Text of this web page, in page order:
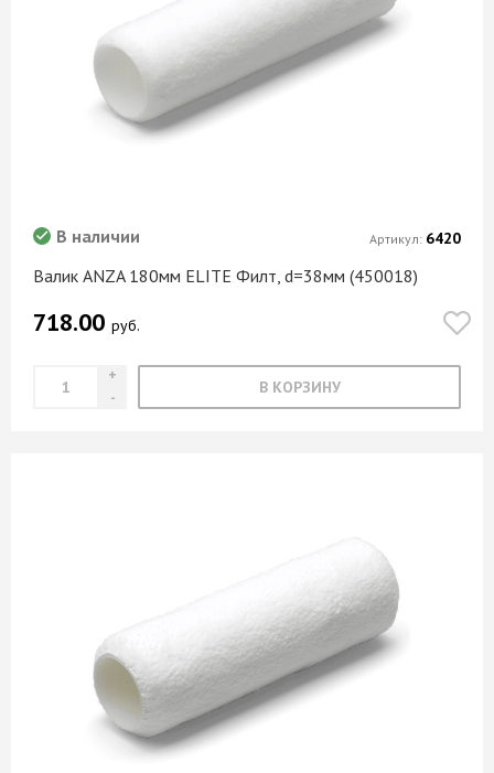
Валик ANZA 180мм ELITE Филт, d=38мм (450018)
В наличии
718.00 руб.
В КОРЗИНУ
Артикул: 6420